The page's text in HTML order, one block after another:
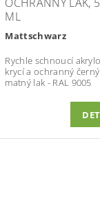
OCHRANNÝ LAK,
ML
Mattschwarz
Rychle schnoucí
krycí a ochranný černý
matný lak - RAL 9005